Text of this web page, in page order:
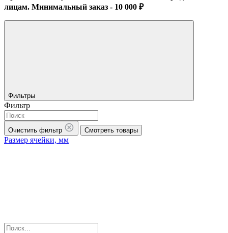
лицам. Минимальный заказ - 10 000 ₽
Фильтры
Фильтр
Очистить фильтр Смотреть товары
Размер ячейки, мм